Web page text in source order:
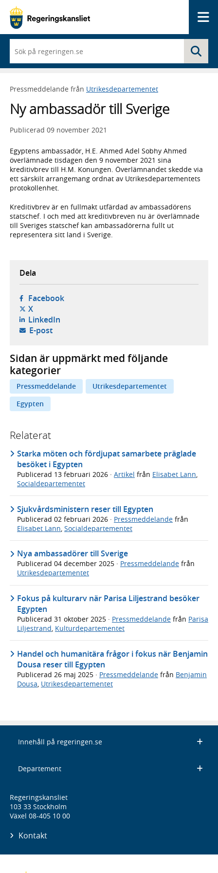
du
börjar
skriva
framträder
lista
med
sökförslag
Pressmeddelande från Utrikesdepartementet
Ny ambassadör till Sverige
Publicerad 09 november 2021
Egyptens ambassadör, H.E. Ahmed Adel Sobhy Ahmed
överlämnade tisdagen den 9 november 2021 sina
kreditivbrev till H.M. Konungen. Överlämnandet skedde via
ett särskilt arrangemang ordnat av Utrikesdepartementets
protokollenhet.
Kreditivbrev är en fullmakt utfärdad av ambassadörens
statschef. I och med att kreditivbreven nu är överlämnade
till Sveriges statschef kan ambassadörerna fullt ut
representera sitt land i Sverige.
Dela
Facebook- öppnas i ny flik, extern webbplats,
X- öppnas i ny flik, extern webbplats,
LinkedIn- öppnas i ny flik, extern webbplats,
E-post- öppnar din e-postklient,
Sidan är uppmärkt med följande
kategorier
Pressmeddelande
Utrikesdepartementet
Egypten
Relaterat
Starka möten och fördjupat samarbete präglade
besöket i Egypten
Publicerad 13 februari 2026 · Artikel från Elisabet Lann,
Socialdepartementet
Sjukvårdsministern reser till Egypten
Publicerad 02 februari 2026 · Pressmeddelande från
Elisabet Lann, Socialdepartementet
Nya ambassadörer till Sverige
Publicerad 04 december 2025 · Pressmeddelande från
Utrikesdepartementet
Fokus på kulturarv när Parisa Liljestrand besöker
Egypten
Publicerad 31 oktober 2025 · Pressmeddelande från Parisa
Liljestrand, Kulturdepartementet
Handel och humanitära frågor i fokus när Benjamin
Dousa reser till Egypten
Publicerad 26 maj 2025 · Pressmeddelande från Benjamin
Dousa Utrikesdepartementet
Innehåll på regeringen.se
Departement
Regeringskansliet
103 33 Stockholm
Växel 08-405 10 00
Kontakt